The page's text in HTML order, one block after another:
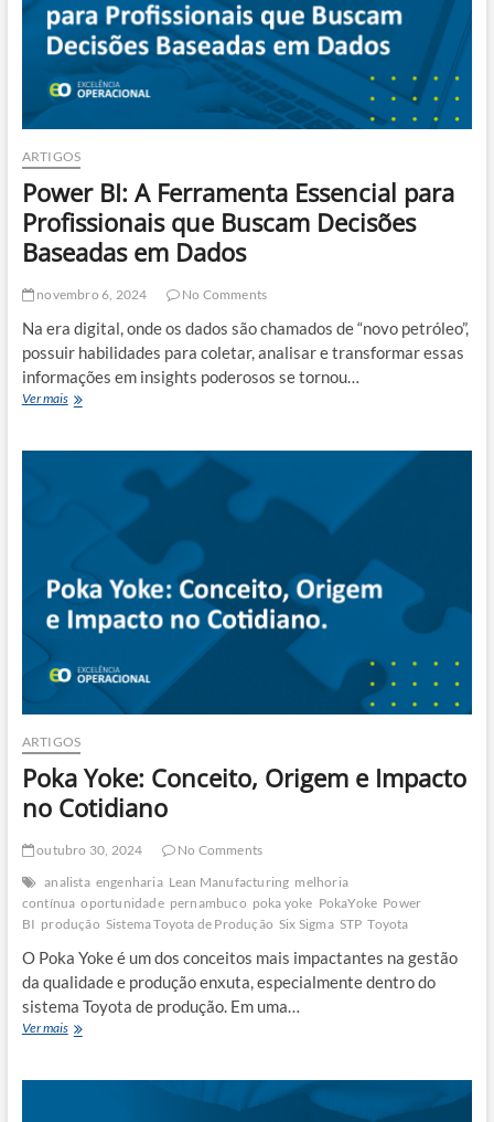
Equipes
de
Trabalho
ARTIGOS
Power BI: A Ferramenta Essencial para
Profissionais que Buscam Decisões
Baseadas em Dados
novembro 6, 2024 No Comments
Na era digital, onde os dados são chamados de “novo petróleo”,
possuir habilidades para coletar, analisar e transformar essas
informações em insights poderosos se tornou…
Ver maisPower
Profissionais
Decisões
Baseadas
em
Dados
ARTIGOS
Poka Yoke: Conceito, Origem e Impacto
no Cotidiano
outubro 30, 2024
No Comments
analista engenharia Lean Manufacturing melhoria
contínua oportunidade pernambuco poka yoke PokaYoke Power
BI produção Sistema Toyota de Produção Six Sigma STP Toyota
O Poka Yoke é um dos conceitos mais impactantes na gestão
da qualidade e produção enxuta, especialmente dentro do
sistema Toyota de produção. Em uma…
Ver maisPoka